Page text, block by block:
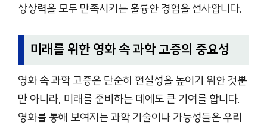
상상력을 모두 만족시키는 훌륭한 경험을 선사합니다.
미래를 위한 영화 속 과학 고증의 중요성
영화 속 과학 고증은 단순히 현실성을 높이기 위한 것뿐
만 아니라, 미래를 준비하는 데에도 큰 기여를 합니다.
영화를 통해 보여지는 과학 기술이나 가능성들은 우리